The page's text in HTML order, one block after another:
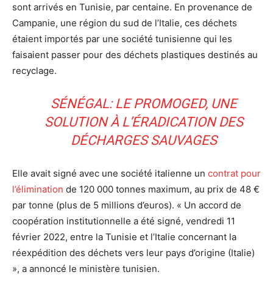
sont arrivés en Tunisie, par centaine. En provenance de
Campanie, une région du sud de l’Italie, ces déchets
étaient importés par une société tunisienne qui les
faisaient passer pour des déchets plastiques destinés au
recyclage.
SÉNÉGAL: LE PROMOGED, UNE
SOLUTION À L’ÉRADICATION DES
DÉCHARGES SAUVAGES
Elle avait signé avec une société italienne un contrat pour
l’élimination de 120 000 tonnes maximum, au prix de 48 €
par tonne (plus de 5 millions d’euros). « Un accord de
coopération institutionnelle a été signé, vendredi 11
février 2022, entre la Tunisie et l’Italie concernant la
réexpédition des déchets vers leur pays d’origine (Italie)
», a annoncé le ministère tunisien.